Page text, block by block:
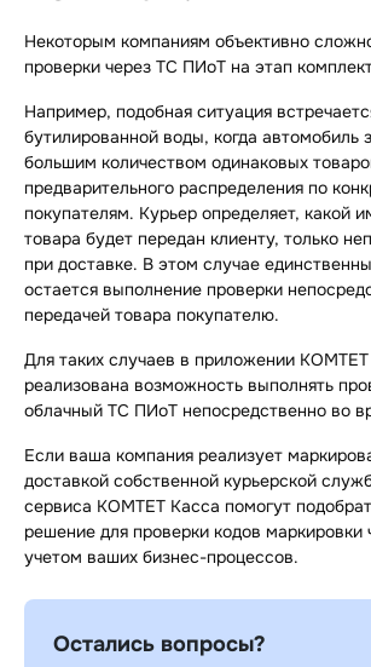
Некоторым компаниям объективно
проверки через ТС ПИоТ на этап
Например, подобная ситуация
бутилированной воды, когда автомобиль
большим количеством одинаковых
предварительного распределения по
покупателям. Курьер определяет, какой
товара будет передан клиенту, только
при доставке. В этом случае
остается выполнение проверки
передачей товара покупателю.
Для таких случаев в приложении
реализована возможность выполнять
облачный ТС ПИоТ непосредственно во
Если ваша компания реализует
доставкой собственной курьерской
сервиса КОМТЕТ Касса помогут
решение для проверки кодов
учетом ваших бизнес-процессов.
Остались вопросы?